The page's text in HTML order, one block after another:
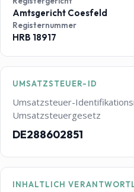
Amtsgericht Coesfeld
Registernummer
HRB 18917
UMSATZSTEUER-ID
Umsatzsteuer-
Umsatzsteuergesetz
DE288602851
INHALTLICH